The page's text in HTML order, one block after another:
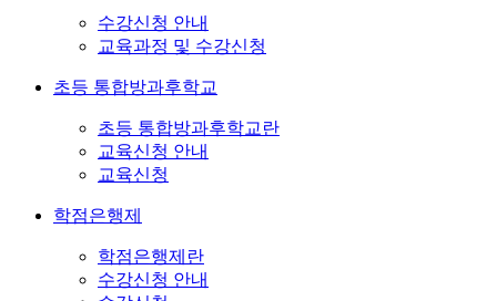
수강신청 안내
교육과정 및 수강신청
초등 통합방과후학교
초등 통합방과후학교란
교육신청 안내
교육신청
학점은행제
학점은행제란
수강신청 안내